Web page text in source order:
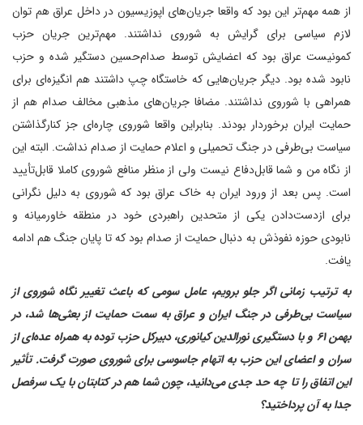
از همه مهم‌تر این بود که واقعا جریان‌های اپوزیسیون در داخل عراق هم توان
لازم سیاسی برای گرایش به شوروی نداشتند. مهم‌ترین جریان حزب
کمونیست عراق بود که اعضایش توسط صدام‌حسین دستگیر شده و حزب
نابود شده بود. دیگر جریان‌هایی که خاستگاه چپ داشتند هم انگیزه‌ای برای
همراهی با شوروی نداشتند. مضافا جریان‌های مذهبی مخالف صدام هم از
حمایت ایران برخوردار بودند. بنابراین واقعا شوروی چاره‌ای جز کنارگذاشتن
سیاست بی‌طرفی در جنگ تحمیلی و اعلام حمایت از صدام نداشت. البته این
از نگاه من و شما قابل‌دفاع نیست‌ ولی از منظر منافع شوروی کاملا قابل‌تأیید
است. پس بعد از ورود ایران به خاک عراق بود که شوروی به دلیل نگرانی
برای از‌دست‌دادن یکی از متحدین راهبردی خود در منطقه خاورمیانه و
نابودی حوزه نفوذش به دنبال حمایت از صدام بود که تا پایان جنگ هم ادامه
یافت.
‌به ترتیب زمانی اگر جلو برویم، عامل سومی که باعث تغییر نگاه شوروی از
سیاست بی‌طرفی در جنگ ایران و عراق به سمت حمایت از بعثی‌ها شد، در
بهمن‌‌ ۶۱ و با دستگیری نورالدین کیانوری، دبیر‌کل حزب توده به همراه عده‌ای از
سران و اعضای این حزب به اتهام جاسوسی برای شوروی صورت گرفت. تأثیر
این اتفاق را تا چه حد جدی می‌دانید، چون شما هم در کتابتان با یک سرفصل
جدا به آن پرداختید؟